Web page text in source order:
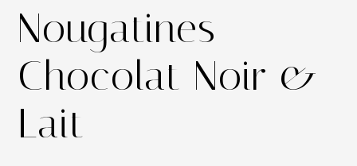
Nougatines
Chocolat Noir &
Lait